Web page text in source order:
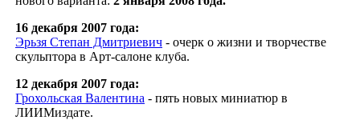
16 декабря 2007 года:
Эрьзя Степан Дмитриевич - очерк о жизни и творчестве
скульптора в Арт-салоне клуба.
12 декабря 2007 года:
Грохольская Валентина - пять новых миниатюр в
ЛИИМиздате.